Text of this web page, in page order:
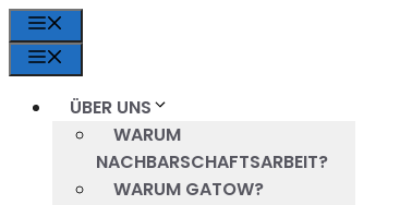
Zum
Inhalt
springen
ÜBER UNS
WARUM
NACHBARSCHAFTSARBEIT?
WARUM GATOW?